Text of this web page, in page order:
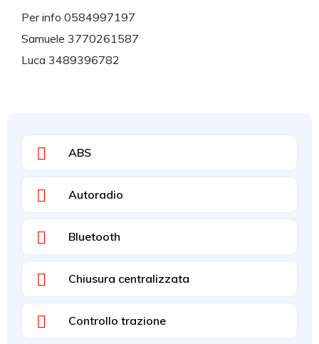
Per info 0584997197
Samuele 3770261587
Luca 3489396782
ABS
Autoradio
Bluetooth
Chiusura centralizzata
Controllo trazione